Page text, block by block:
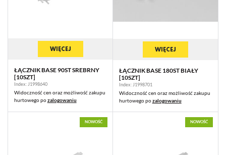
WIĘCEJ
ŁĄCZNIK BASE 90ST SREBRNY
[10SZT]
Index: J1998640
Widoczność cen oraz możliwość zakupu
hurtowego pozalogowaniu
WIĘCEJ
ŁĄCZNIK BASE 180ST BIAŁY
[10SZT]
Index: J1998701
Widoczność cen oraz możliwość zakupu
hurtowego pozalogowaniu
NOWOŚĆ NOWOŚĆ